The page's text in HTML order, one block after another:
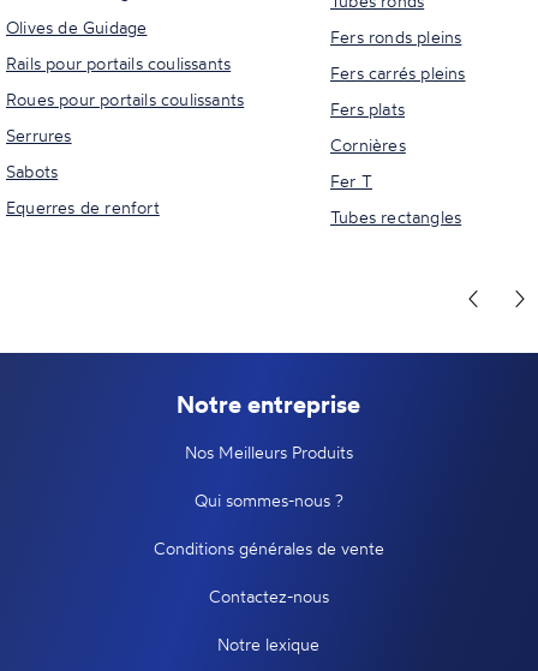
Olives de Guidage
Rails pour portails coulissants
Roues pour portails coulissants
Serrures
Sabots
Equerres de renfort
Fers ronds pleins
Fers carrés pleins
Fers plats
Cornières
Fer T
Tubes rectangles
Notre entreprise
Nos Meilleurs Produits
Qui sommes-nous ?
Conditions générales de vente
Contactez-nous
Notre lexique